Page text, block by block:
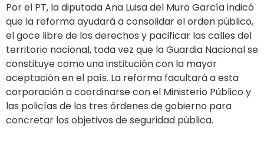
Por el PT, la diputada Ana Luisa del Muro García indicó
que la reforma ayudará a consolidar el orden público,
el goce libre de los derechos y pacificar las calles del
territorio nacional, toda vez que la Guardia Nacional se
constituye como una institución con la mayor
aceptación en el país. La reforma facultará a esta
corporación a coordinarse con el Ministerio Público y
las policías de los tres órdenes de gobierno para
concretar los objetivos de seguridad pública.